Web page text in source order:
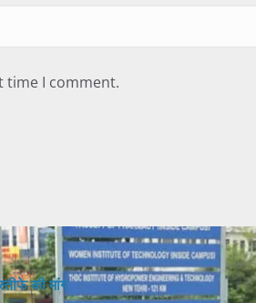
time I comment.
की मांग